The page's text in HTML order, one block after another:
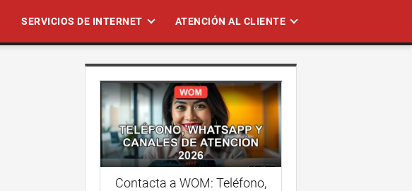
SERVICIOS DE INTERNET ATENCIÓN AL CLIENTE
Contacta a WOM: Teléfono,